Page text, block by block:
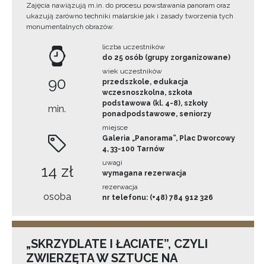
Zajęcia nawiązują m.in. do procesu powstawania panoram oraz
ukazują zarówno techniki malarskie jak i zasady tworzenia tych
monumentalnych obrazów.
90
min.
14 zł
osoba
liczba uczestników
do 25 osób (grupy zorganizowane)
wiek uczestników
przedszkole, edukacja
wczesnoszkolna, szkoła
podstawowa (kl. 4-8), szkoły
ponadpodstawowe, seniorzy
miejsce
Galeria „Panorama”, Plac Dworcowy
4, 33-100 Tarnów
uwagi
wymagana rezerwacja
rezerwacja
nr telefonu: (+48) 784 912 326
„SKRZYDLATE I ŁACIATE”, CZYLI
ZWIERZĘTA W SZTUCE NA